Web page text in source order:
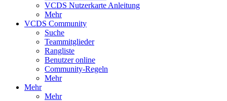
VCDS Nutzerkarte Anleitung
Mehr
VCDS Community
Suche
Teammitglieder
Rangliste
Benutzer online
Community-Regeln
Mehr
Mehr
Mehr